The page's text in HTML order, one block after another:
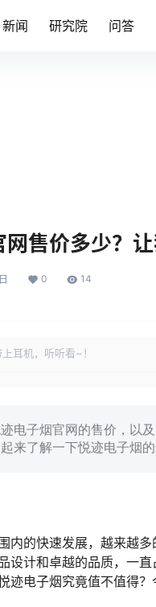
新闻 研究院 问答
售价多少？
0 14
耳机，听听看~！
电子烟官网的售价，以
来了解一下悦迹电子烟的
内的快速发展，越来越
设计和卓越的品质，一
迹电子烟究竟值不值得？